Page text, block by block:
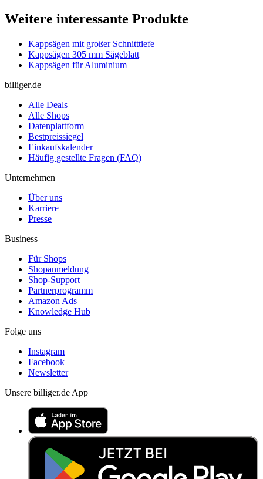
Weitere interessante Produkte
Kappsägen mit großer Schnitttiefe
Kappsägen 305 mm Sägeblatt
Kappsägen für Aluminium
billiger.de
Alle Deals
Alle Shops
Datenplattform
Bestpreissiegel
Einkaufskalender
Häufig gestellte Fragen (FAQ)
Unternehmen
Über uns
Karriere
Presse
Business
Für Shops
Shopanmeldung
Shop-Support
Partnerprogramm
Amazon Ads
Knowledge Hub
Folge uns
Instagram
Facebook
Newsletter
Unsere billiger.de App